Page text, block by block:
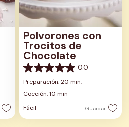
Polvorones con
Trocitos de
Chocolate
0.0
0.0
de
5
Preparación: 20 min,
Cocción: 10 min
Fácil
Guardar